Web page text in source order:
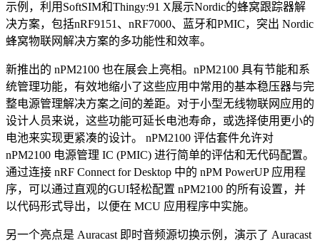
示例，利用SoftSIM和Thingy:91 X展示Nordic的蜂窝跟踪器解
决方案，包括nRF9151、nRF7000、蓝牙和PMIC，突出 Nordic
蜂窝物联网解决方案的多功能性和效率。
新推出的 nPM2100 也在展会上亮相。nPM2100 具有节能和系
统管理功能，有效地缩小了这些应用中常用的基本稳压器与完
整电源管理解决方案之间的差距。对于小型无线物联网应用的
设计人员来说，这些功能可延长电池寿命，或选择使用更小的
电池来实现更紧凑的设计。 nPM2100 评估套件允许对
nPM2100 电源管理 IC (PMIC) 进行简单的评估和无代码配置。
通过连接 nRF Connect for Desktop 中的 nPM PowerUP 应用程
序，可以通过直观的GUI轻松配置 nPM2100 的所有设置，并
以代码形式导出，以便在 MCU 应用程序中实施。
另一个亮点是 Auracast 即时音频源切换示例，演示了 Auracast